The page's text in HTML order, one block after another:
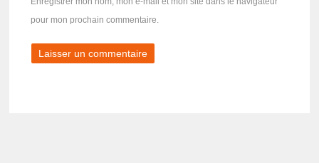
pour mon prochain commentaire.